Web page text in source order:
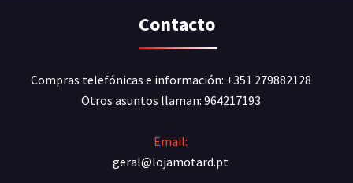
Contacto
Compras telefónicas e información: +351 279882128
Otros asuntos llaman: 964217193
Email:
geral@lojamotard.pt